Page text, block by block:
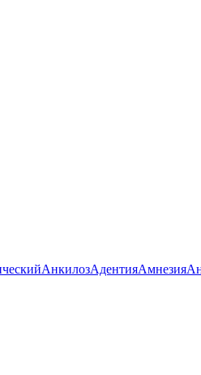
АнкилозАдентияАмнезия